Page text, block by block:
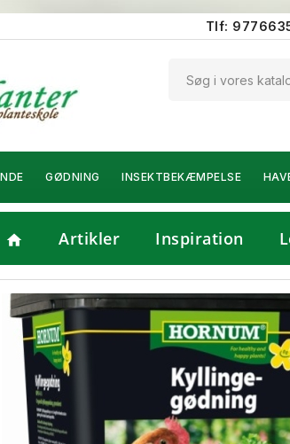
Tlf:
GØDNING INSEKTBEKÆMPELSE
home Artikler Inspiration